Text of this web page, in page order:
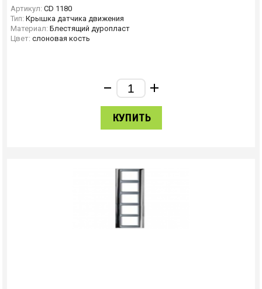
Артикул: CD 1180
Тип: Крышка датчика движения
Материал: Блестящий дуропласт
Цвет: слоновая кость
КУПИТЬ